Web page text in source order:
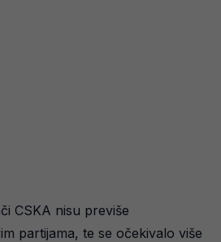
CSKA nisu previše
partijama, te se očekivalo više